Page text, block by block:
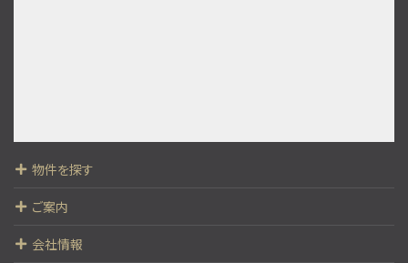
○現地集合、現地解散も可能です ○まずは資料だけ…
物件を探す
ご案内
会社情報